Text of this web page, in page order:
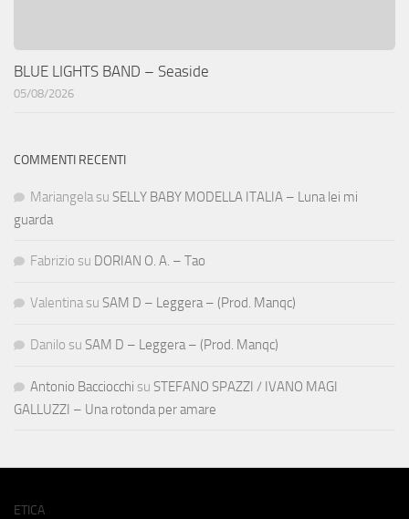
BLUE LIGHTS BAND – Seaside
05/08/2026
COMMENTI RECENTI
Mariangela su SELLY BABY MODELLA ITALIA – Luna lei mi
guarda
Fabrizio su DORIAN O. A. – Tao
Valentina su SAM D – Leggera – (Prod. Manqc)
Danilo su SAM D – Leggera – (Prod. Manqc)
Antonio Bacciocchi su STEFANO SPAZZI / IVANO MAGI
GALLUZZI – Una rotonda per amare
ETICA